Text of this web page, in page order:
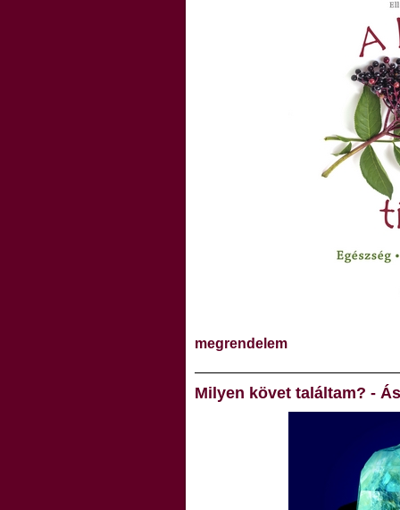
megrendelem
Milyen követ találtam? -